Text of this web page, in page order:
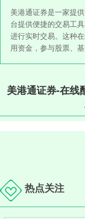
美港通证券是一家提
台提供便捷的交易工
进行实时交易。这种
用资金，参与股票、
美港通证券-在线
热点关注